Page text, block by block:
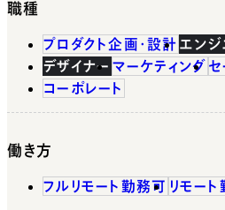
職種
プロダクト企画・設計 エンジ
デザイナー マーケティング セ
コーポレート
働き方
フルリモート勤務可 リモー